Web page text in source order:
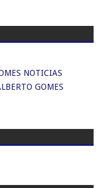
NOTICIAS
GOMES